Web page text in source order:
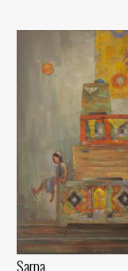
Sarpa